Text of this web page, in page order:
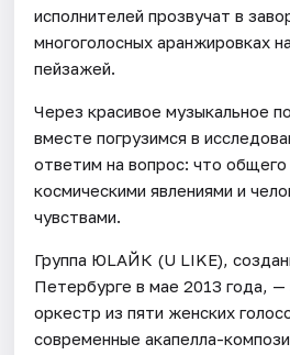
исполнителей прозвучат в
многоголосных аранжировках
пейзажей.
Через красивое музыкальное
вместе погрузимся в
ответим на вопрос: что
космическими явлениями и
чувствами.
Группа ЮLАЙК (U LIKE),
Петербурге в мае 2013 года,
оркестр из пяти женских
современные акапелла-